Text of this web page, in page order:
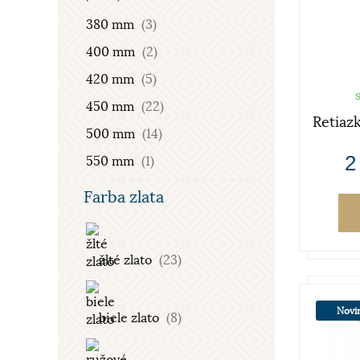
380 mm (3)
400 mm (2)
420 mm (5)
450 mm (22)
500 mm (14)
550 mm (1)
Farba zlata
žlté zlato (23)
biele zlato (8)